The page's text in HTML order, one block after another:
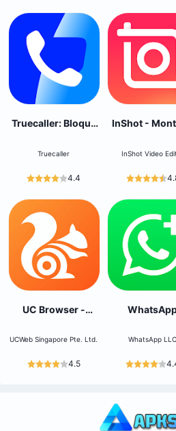
Truecaller: Bloque
Truecaller
4.4
InShot -
InShot Video
UC Browser -
UCWeb Singapore Pte. Ltd.
4.5
WhatsApp LLC